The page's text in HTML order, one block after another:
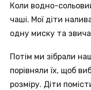
Коли водно-
чаші. Мої діти
одну миску та
Потім ми зібрали
порівняли їх, щоб
розміру. Діти